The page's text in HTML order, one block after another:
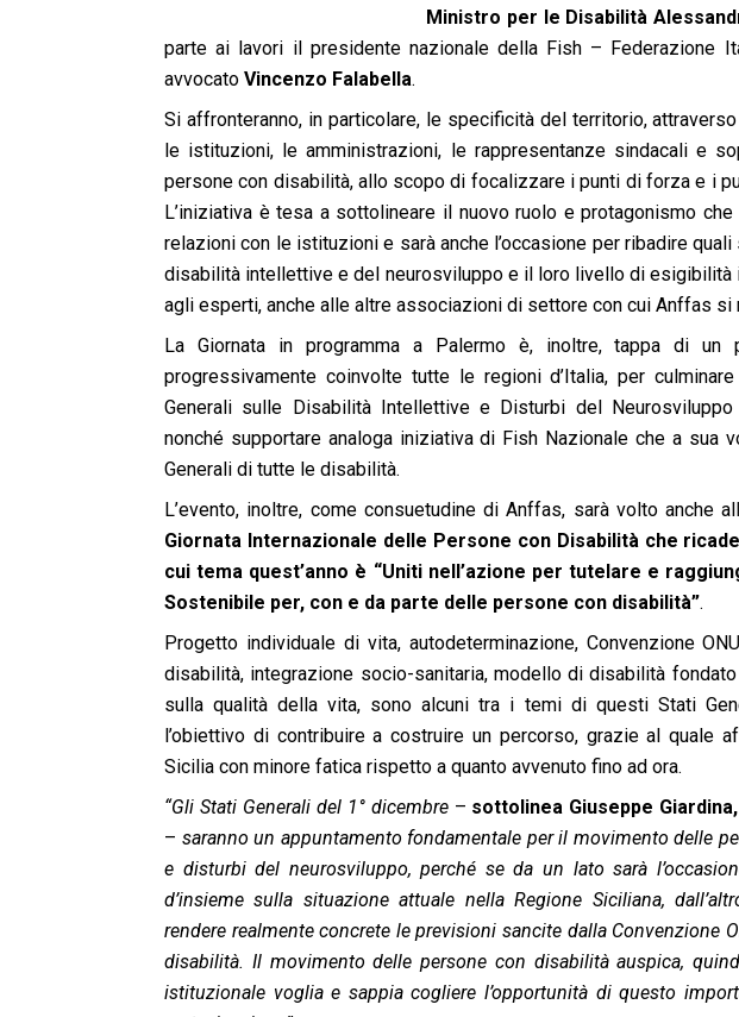
Ministro per le Disabilità
parte ai lavori il presidente nazionale della Fish – Federazione
avvocato Vincenzo Falabella.
Si affronteranno, in particolare, le specificità del territorio,
le istituzioni, le amministrazioni, le rappresentanze sindacali e
persone con disabilità, allo scopo di focalizzare i punti di forza e i
L’iniziativa è tesa a sottolineare il nuovo ruolo e protagonismo
relazioni con le istituzioni e sarà anche l’occasione per ribadire
disabilità intellettive e del neurosviluppo e il loro livello di esigibilità
agli esperti, anche alle altre associazioni di settore con cui Anffas si
La Giornata in programma a Palermo è, inoltre, tappa di un
progressivamente coinvolte tutte le regioni d’Italia, per
Generali sulle Disabilità Intellettive e Disturbi del
nonché supportare analoga iniziativa di Fish Nazionale che a sua
Generali di tutte le disabilità.
L’evento, inoltre, come consuetudine di Anffas, sarà volto anche
Giornata Internazionale delle Persone con Disabilità che
cui tema quest’anno è “Uniti nell’azione per tutelare e
Sostenibile per, con e da parte delle persone con disabilità”.
Progetto individuale di vita, autodeterminazione, Convenzione
disabilità, integrazione socio-sanitaria, modello di disabilità
sulla qualità della vita, sono alcuni tra i temi di questi Stati
l’obiettivo di contribuire a costruire un percorso, grazie al quale
Sicilia con minore fatica rispetto a quanto avvenuto fino ad ora.
“Gli Stati Generali del 1° dicembre – sottolinea Giuseppe
– saranno un appuntamento fondamentale per il movimento delle
e disturbi del neurosviluppo, perché se da un lato sarà
d’insieme sulla situazione attuale nella Regione Siciliana,
rendere realmente concrete le previsioni sancite dalla Convenzione
disabilità. Il movimento delle persone con disabilità auspica,
istituzionale voglia e sappia cogliere l’opportunità di questo